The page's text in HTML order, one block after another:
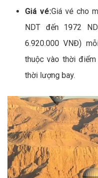
Giá vé:Giá vé cho
NDT đến 1972
6.920.000 VNĐ)
thuộc vào thời
thời lượng bay.